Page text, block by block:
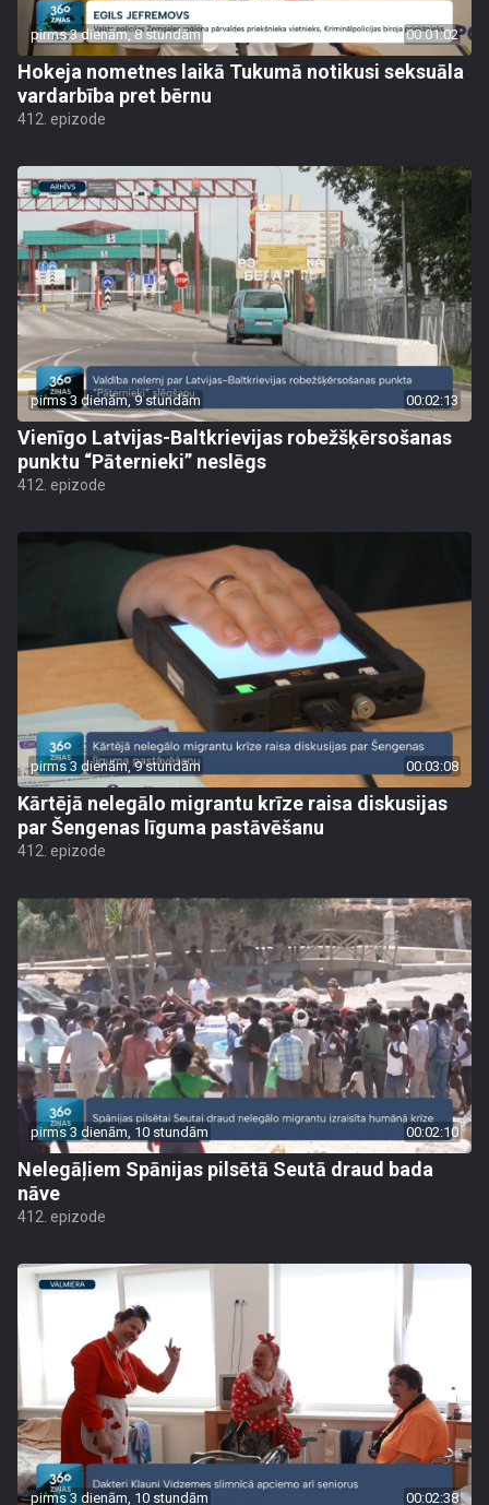
pirms 3 dienām, 8 stundām 00:01:02
Hokeja nometnes laikā Tukumā notikusi seksuāla
vardarbība pret bērnu
412. epizode
pirms 3 dienām, 9 stundām 00:02:13
Vienīgo Latvijas-Baltkrievijas robežšķērsošanas
punktu “Pāternieki” neslēgs
412. epizode
pirms 3 dienām, 9 stundām 00:03:08
Kārtējā nelegālo migrantu krīze raisa diskusijas
par Šengenas līguma pastāvēšanu
412. epizode
pirms 3 dienām, 10 stundām 00:02:10
Nelegāļiem Spānijas pilsētā Seutā draud bada
nāve
412. epizode
pirms 3 dienām, 10 stundām 00:02:38